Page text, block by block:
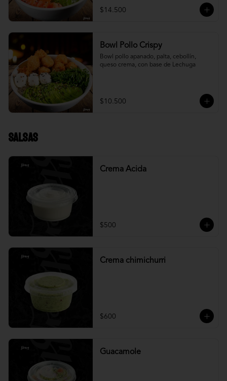
$14.500
Bowl Pollo Crispy
Bowl pollo apanado, palta, cebollín,
queso crema, con base de Lechuga
$10.500
Salsas
Crema Acida
$500
Crema chimichurri
$600
Guacamole